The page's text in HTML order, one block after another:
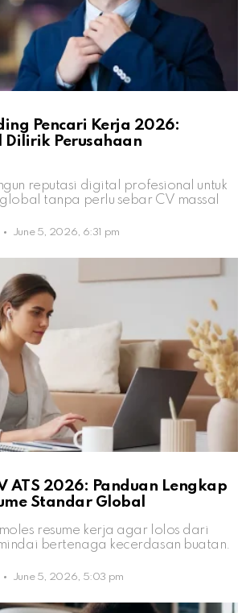
Pencari Kerja 2026:
Dilirik Perusahaan
reputasi digital profesional untuk
tanpa perlu sebar CV massal
June 5, 2026, 6:31 pm
ATS 2026: Panduan Lengkap
Standar Global
resume kerja agar lolos dari
bertenaga kecerdasan buatan.
June 5, 2026, 5:03 pm